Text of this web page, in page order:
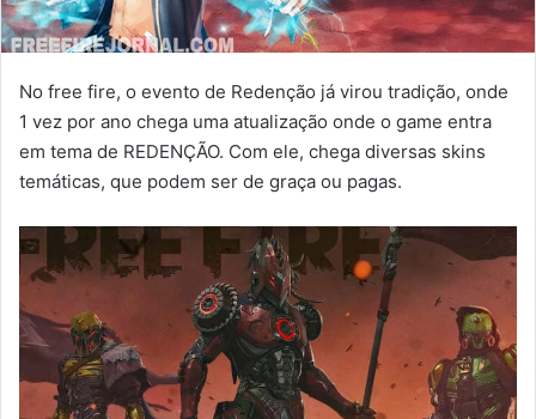
No free fire, o evento de Redenção já virou tradição, onde
1 vez por ano chega uma atualização onde o game entra
em tema de REDENÇÃO. Com ele, chega diversas skins
temáticas, que podem ser de graça ou pagas.